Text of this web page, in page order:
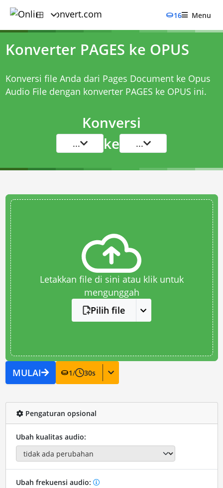
16 Menu
Konverter PAGES ke OPUS
Konversi file Anda dari Pages Document ke Opus
Audio File dengan konverter PAGES ke OPUS ini.
Konversi
... ke ...
Letakkan file di sini atau klik untuk
mengunggah
Pilih file
MULAI 1/ 30s
Pengaturan opsional
Ubah kualitas audio:
Ubah frekuensi audio: